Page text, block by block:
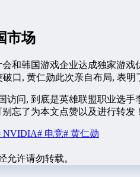
市场
和韩国游戏企业达成独家游
口, 黄仁勋此次亲自布局, 表明
访问, 到底是英雄联盟职业选
忘了为本文点赞以及进行转发！
NVIDIA# 电竞# 黄仁勋
允许请勿转载。